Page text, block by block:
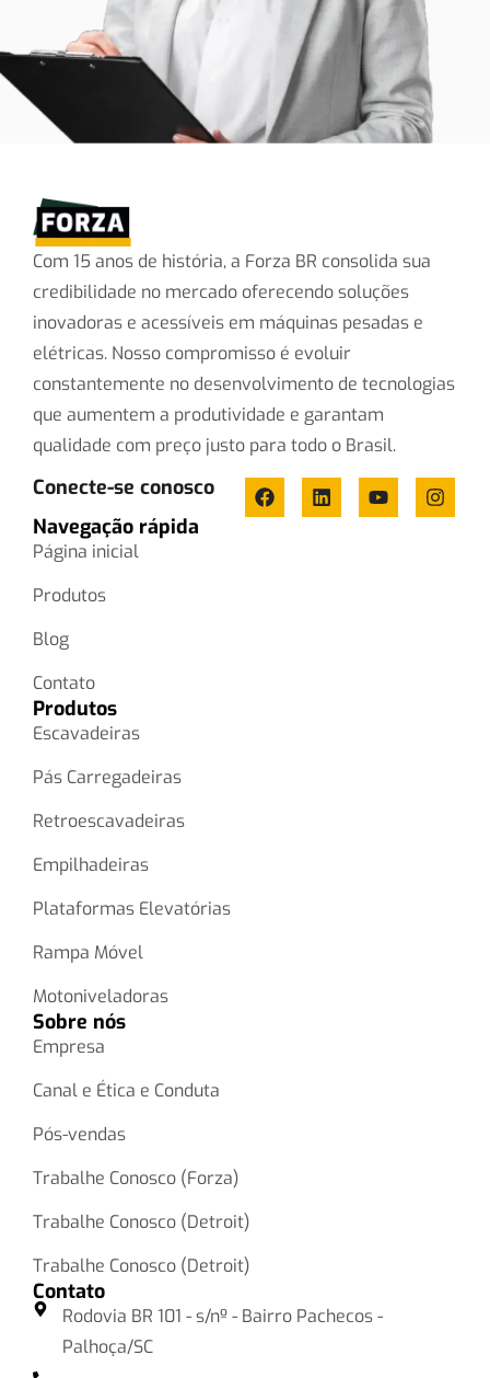
Com 15 anos de história, a Forza BR consolida sua
credibilidade no mercado oferecendo soluções
inovadoras e acessíveis em máquinas pesadas e
elétricas. Nosso compromisso é evoluir
constantemente no desenvolvimento de tecnologias
que aumentem a produtividade e garantam
qualidade com preço justo para todo o Brasil.
Conecte-se conosco
Navegação rápida
Página inicial
Produtos
Blog
Contato
Produtos
Escavadeiras
Pás Carregadeiras
Retroescavadeiras
Empilhadeiras
Plataformas Elevatórias
Rampa Móvel
Motoniveladoras
Sobre nós
Empresa
Canal e Ética e Conduta
Pós-vendas
Trabalhe Conosco (Forza)
Trabalhe Conosco (Detroit)
Trabalhe Conosco (Detroit)
Contato
Rodovia BR 101 - s/nº - Bairro Pachecos -
Palhoça/SC